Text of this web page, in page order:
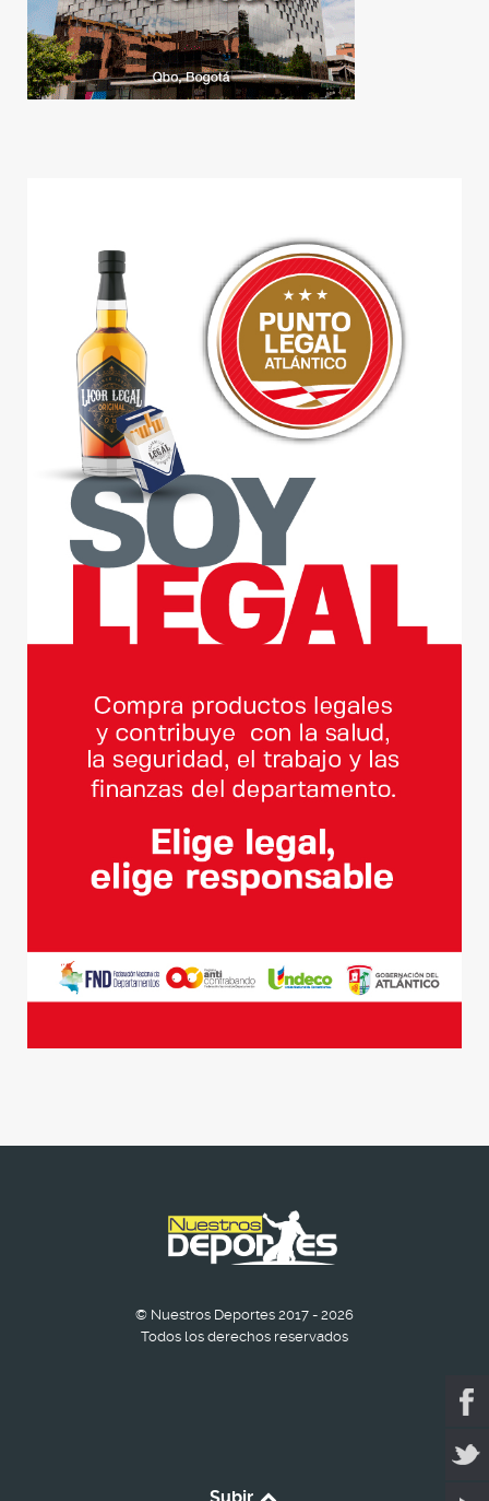
© Nuestros Deportes 2017 - 2026
Todos los derechos reservados